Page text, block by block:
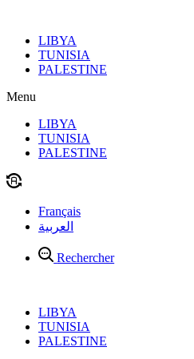
contenuLIBYA
TUNISIA
PALESTINE
Menu
LIBYA
TUNISIA
PALESTINE
Français
العربية
Rechercher
LIBYA
TUNISIA
PALESTINE